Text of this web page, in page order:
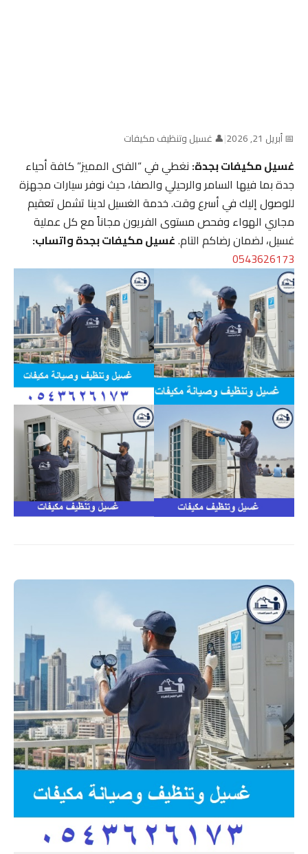
📅 أبريل 21, 2026 |👤 غسيل وتنظيف مكيفات
غسيل مكيفات بجدة:نغطي في “الفنى المميز” كافة أحياء
جدة بما فيها السامر والرحيلي والصفا، حيث نوفر سيارات مجهزة
للوصول إليك في أسرع وقت. خدمة الغسيل لدينا تشمل تعقيم
مجاري الهواء وفحص مستوى الفريون مجاناً مع كل عملية
غسيل، لضمان رضاكم التام.غسيل مكيفات بجدة واتساب:
0543626173